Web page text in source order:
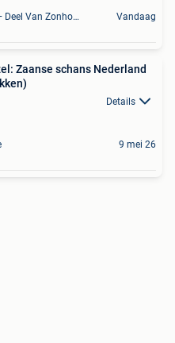
Houthalen+ Deel Van Zonhoven En Zolder Vandaag
Zaanse schans Nederland
Details
9 mei 26